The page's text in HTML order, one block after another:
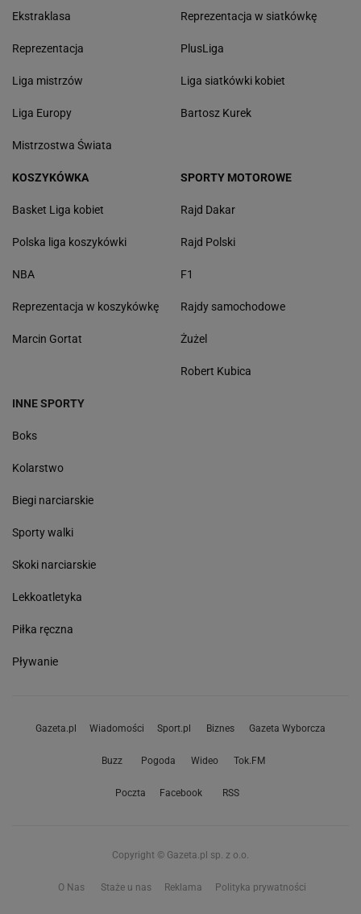
Ekstraklasa
Reprezentacja
Liga mistrzów
Liga Europy
Mistrzostwa Świata
Reprezentacja w siatkówkę
PlusLiga
Liga siatkówki kobiet
Bartosz Kurek
KOSZYKÓWKA
Basket Liga kobiet
Polska liga koszykówki
NBA
Reprezentacja w koszykówkę
Marcin Gortat
SPORTY MOTOROWE
Rajd Dakar
Rajd Polski
F1
Rajdy samochodowe
Żużel
Robert Kubica
INNE SPORTY
Boks
Kolarstwo
Biegi narciarskie
Sporty walki
Skoki narciarskie
Lekkoatletyka
Piłka ręczna
Pływanie
Gazeta.pl Wiadomości Sport.pl Biznes Gazeta Wyborcza
Buzz Pogoda Wideo Tok.FM
Poczta Facebook RSS
Copyright © Gazeta.pl sp. z o.o.
O Nas Staże u nas Reklama Polityka prywatności